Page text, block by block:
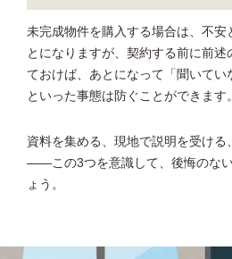
未完成物件を購入する場合は、不安
とになりますが、契約する前に前述
ておけば、あとになって「聞いてい
といった事態は防ぐことができます。
資料を集める、現地で説明を受け
――この3つを意識して、後悔のな
ょう。